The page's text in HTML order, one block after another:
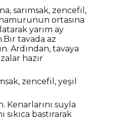
sarımsak, zencefil,
hamurunun ortasına
yarım ay
tavada az
Ardından, tavaya
hazır
zencefil, yeşil
Kenarlarını suyla
bastırarak